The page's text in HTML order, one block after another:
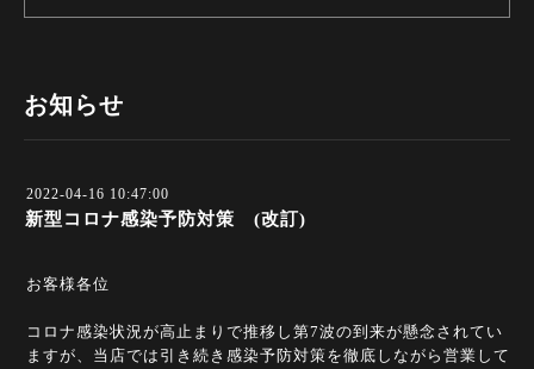
お知らせ
2022-04-16 10:47:00
新型コロナ感染予防対策 (改訂)
お客様各位
コロナ感染状況が高止まりで推移し第7波の到来が懸念されてい
ますが、当店では引き続き感染予防対策を徹底しながら営業して